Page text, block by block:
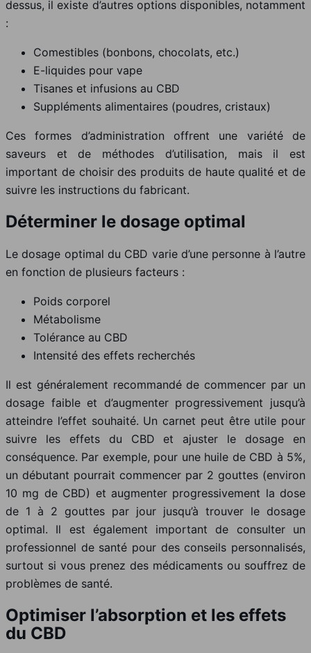
dessus, il existe d’autres options disponibles, notamment
:
Comestibles (bonbons, chocolats, etc.)
E-liquides pour vape
Tisanes et infusions au CBD
Suppléments alimentaires (poudres, cristaux)
Ces formes d’administration offrent une variété de
saveurs et de méthodes d’utilisation, mais il est
important de choisir des produits de haute qualité et de
suivre les instructions du fabricant.
Déterminer le dosage optimal
Le dosage optimal du CBD varie d’une personne à l’autre
en fonction de plusieurs facteurs :
Poids corporel
Métabolisme
Tolérance au CBD
Intensité des effets recherchés
Il est généralement recommandé de commencer par un
dosage faible et d’augmenter progressivement jusqu’à
atteindre l’effet souhaité. Un carnet peut être utile pour
suivre les effets du CBD et ajuster le dosage en
conséquence. Par exemple, pour une huile de CBD à 5%,
un débutant pourrait commencer par 2 gouttes (environ
10 mg de CBD) et augmenter progressivement la dose
de 1 à 2 gouttes par jour jusqu’à trouver le dosage
optimal. Il est également important de consulter un
professionnel de santé pour des conseils personnalisés,
surtout si vous prenez des médicaments ou souffrez de
problèmes de santé.
Optimiser l’absorption et les effets
du CBD